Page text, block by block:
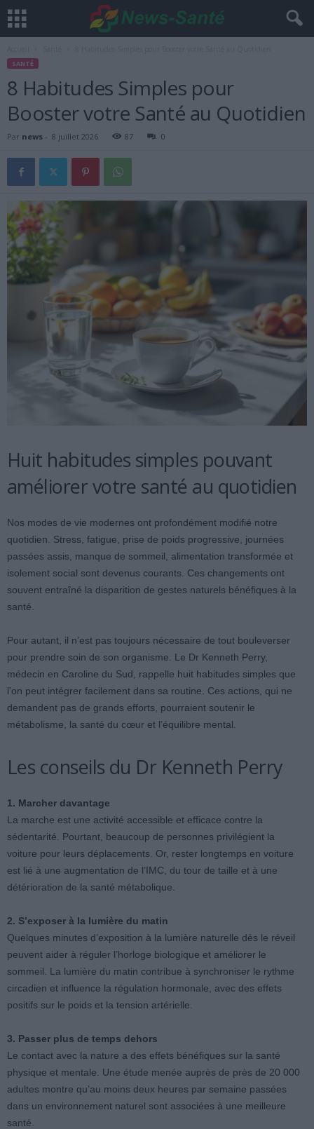
SANTÉ
8 Habitudes Simples pour
Booster votre Santé au Quotidien
Par news - 8 juillet 2026 87 0
Huit habitudes simples pouvant
améliorer votre santé au quotidien
Nos modes de vie modernes ont profondément modifié notre
quotidien. Stress, fatigue, prise de poids progressive, journées
passées assis, manque de sommeil, alimentation transformée et
isolement social sont devenus courants. Ces changements ont
souvent entraîné la disparition de gestes naturels bénéfiques à la
santé.
Pour autant, il n’est pas toujours nécessaire de tout bouleverser
pour prendre soin de son organisme. Le Dr Kenneth Perry,
médecin en Caroline du Sud, rappelle huit habitudes simples que
l’on peut intégrer facilement dans sa routine. Ces actions, qui ne
demandent pas de grands efforts, pourraient soutenir le
métabolisme, la santé du cœur et l’équilibre mental.
Les conseils du Dr Kenneth Perry
1. Marcher davantage
La marche est une activité accessible et efficace contre la
sédentarité. Pourtant, beaucoup de personnes privilégient la
voiture pour leurs déplacements. Or, rester longtemps en voiture
est lié à une augmentation de l’IMC, du tour de taille et à une
détérioration de la santé métabolique.
2. S’exposer à la lumière du matin
Quelques minutes d’exposition à la lumière naturelle dès le réveil
peuvent aider à réguler l’horloge biologique et améliorer le
sommeil. La lumière du matin contribue à synchroniser le rythme
circadien et influence la régulation hormonale, avec des effets
positifs sur le poids et la tension artérielle.
3. Passer plus de temps dehors
Le contact avec la nature a des effets bénéfiques sur la santé
physique et mentale. Une étude menée auprès de près de 20 000
adultes montre qu’au moins deux heures par semaine passées
dans un environnement naturel sont associées à une meilleure
santé.